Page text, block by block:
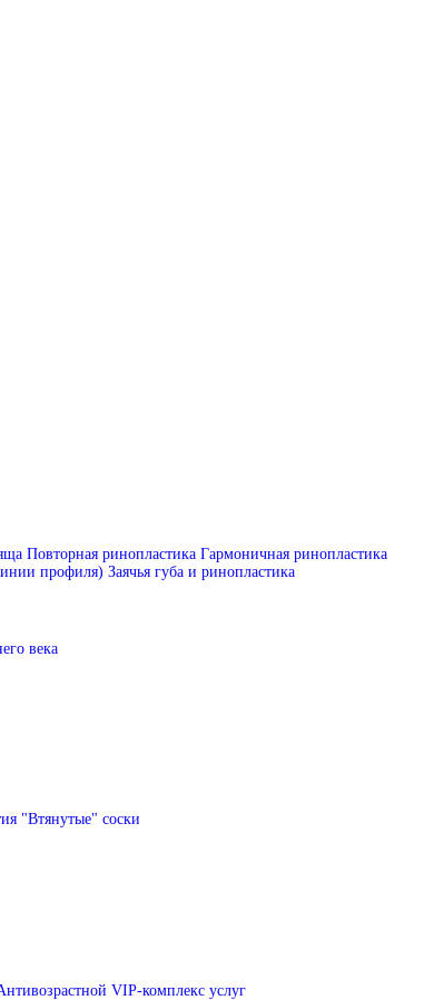
Повторная ринопластика Гармоничная ринопластика
профиля) Заячья губа и ринопластика
века
"Втянутые" соски
VIP-комплекс услуг